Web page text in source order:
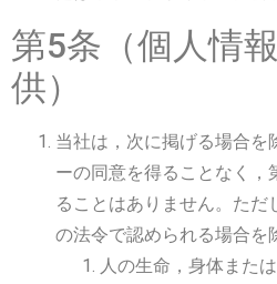
第5条（個人情
供）
当社は，次に掲げる場合
ーの同意を得ることなく，
ることはありません。た
の法令で認められる場合を
人の生命，身体また